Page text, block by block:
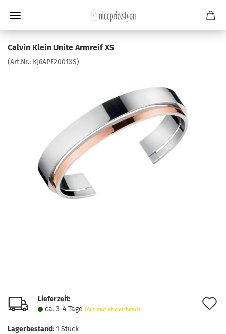
Calvin Klein Unite Armreif XS
(Art.Nr.: KJ6APF2001XS)
Lieferzeit:
ca. 3-4 Tage (Ausland abweichend)
Lagerbestand: 1 Stück